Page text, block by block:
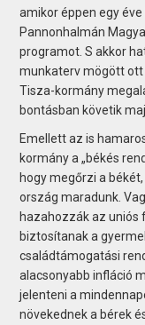
amikor éppen egy
Pannonhalmán
programot. S akkor
munkaterv mögött ott
Tisza-kormány
bontásban követik
Emellett az is
kormány a „békés
hogy megőrzi a
ország maradunk.
hazahozzák az uniós
biztosítanak a
családtámogatási
alacsonyabb infláció
jelenteni a
növekednek a bérek